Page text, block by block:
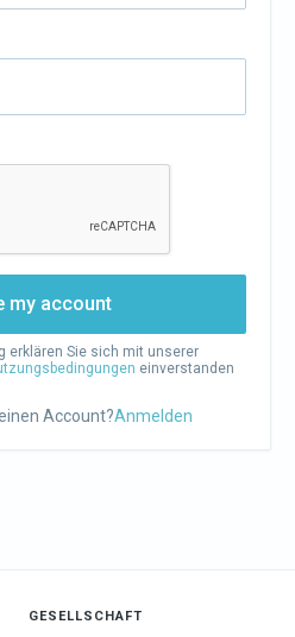
my account
erklären Sie sich mit unserer
einverstanden
Account?Anmelden
GESELLSCHAFT